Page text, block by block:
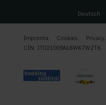
Deutsch
Impronta. Cookies.
Privacy.
CIN: IT021009A16WK7W2T6